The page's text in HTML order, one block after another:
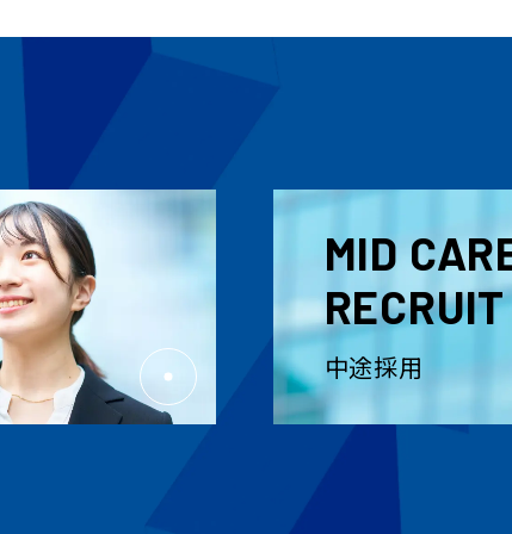
MID
RECRUIT
中途採用